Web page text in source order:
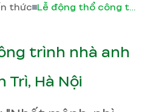
thức Lễ động thổ công trình nhà anh Vương - Thanh Trì, Hà Nội
trình nhà anh
Hà Nội